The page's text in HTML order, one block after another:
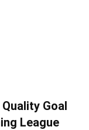
Goal
League